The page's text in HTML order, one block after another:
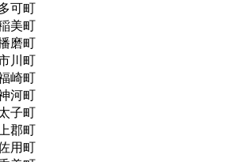
可町
美町
磨町
川町
崎町
河町
子町
郡町
用町